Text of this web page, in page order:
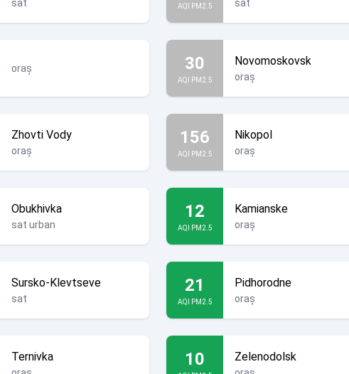
sat AQI PM2.5 sat
oraș 30
AQI PM2.5
Novomoskovsk
oraș
Zhovti Vody
oraș
156
AQI PM2.5
Nikopol
oraș
Obukhivka
sat urban
12
AQI PM2.5
Kamianske
oraș
Sursko-Klevtseve
sat
21
AQI PM2.5
Pidhorodne
oraș
Ternivka 10 Zelenodolsk